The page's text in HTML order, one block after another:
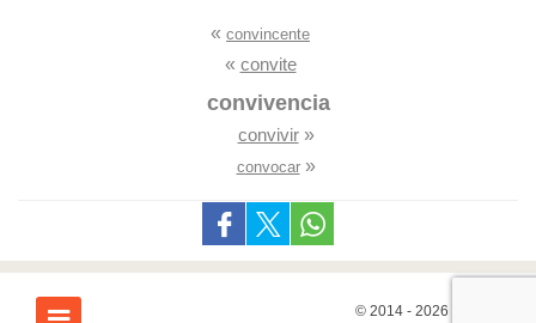
« convincente
« convite
convivencia
convivir»
convocar»
© 2014 - 2026